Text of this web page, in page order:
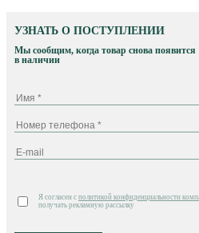
УЗНАТЬ О ПОСТУПЛЕНИИ
Мы сообщим, когда товар снова появится
в наличии
Я согласен с политикой конфиденциальности
получать рекламную рассылку